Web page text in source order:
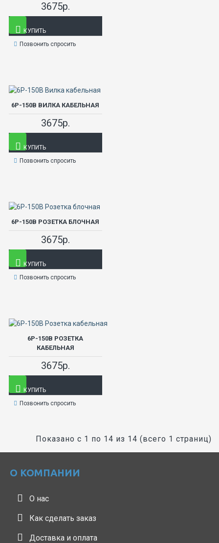
3675р.
КУПИТЬ
Позвонить спросить
6Р-150В ВИЛКА КАБЕЛЬНАЯ
3675р.
КУПИТЬ
Позвонить спросить
6Р-150В РОЗЕТКА БЛОЧНАЯ
3675р.
КУПИТЬ
Позвонить спросить
6Р-150В РОЗЕТКА
КАБЕЛЬНАЯ
3675р.
КУПИТЬ
Позвонить спросить
Показано с 1 по 14 из 14 (всего 1 страниц)
О КОМПАНИИ
О нас
Как сделать заказ
Доставка и оплата